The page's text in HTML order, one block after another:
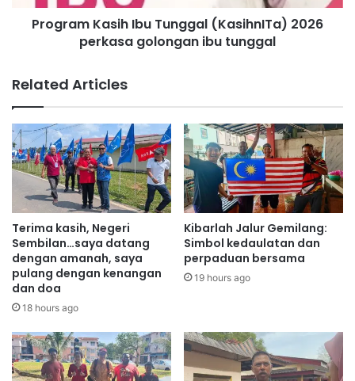
r
t
a
A
n
r
a
h
N
I
A
M
P
b
u
T
u
n
g
l
(
K
a
s
i
n
I
T
Program Kasih Ibu Tunggal (KasihnITa) 2026
perkasa golongan ibu tunggal
Related Articles
Terima kasih, Negeri
Sembilan…saya datang
dengan amanah, saya
pulang dengan kenangan
dan doa
18 hours ago
Kibarlah Jalur Gemilang:
Simbol kedaulatan dan
perpaduan bersama
19 hours ago